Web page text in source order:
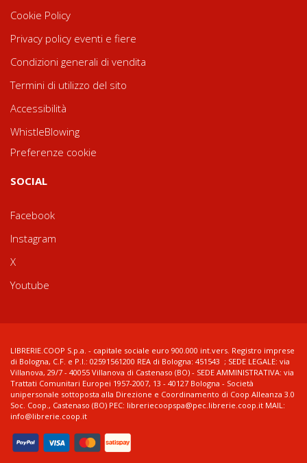
Cookie Policy
Privacy policy eventi e fiere
Condizioni generali di vendita
Termini di utilizzo del sito
Accessibilità
WhistleBlowing
Preferenze cookie
SOCIAL
Facebook
Instagram
X
Youtube
LIBRERIE.COOP S.p.a. - capitale sociale euro 900.000 int.vers. Registro imprese
di Bologna, C.F. e P.I.: 02591561200 REA di Bologna: 451543 ; SEDE LEGALE: via
Villanova, 29/7 - 40055 Villanova di Castenaso (BO) - SEDE AMMINISTRATIVA: via
Trattati Comunitari Europei 1957-2007, 13 - 40127 Bologna - Società
unipersonale sottoposta alla Direzione e Coordinamento di Coop Alleanza 3.0
Soc. Coop., Castenaso (BO) PEC: libreriecoopspa@pec.librerie.coop.it MAIL:
info@librerie.coop.it